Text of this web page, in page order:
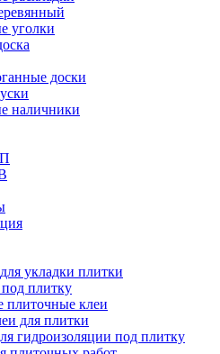
уголки
доски
наличники
укладки плитки
плитку
плиточные клеи
для плитки
гидроизоляции под плитку